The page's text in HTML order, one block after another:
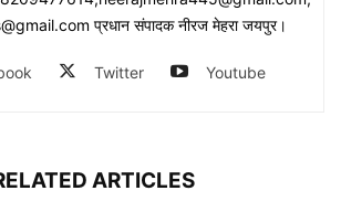
प्रधान संपादक नीरज मेहरा जयपुर।
Twitter Youtube
ARTICLES